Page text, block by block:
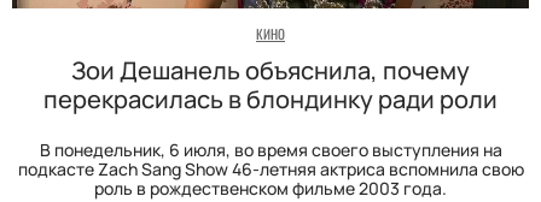
КИНО
Зои Дешанель объяснила, почему
перекрасилась в блондинку ради роли
В понедельник, 6 июля, во время своего выступления на
подкасте Zach Sang Show 46-летняя актриса вспомнила свою
роль в рождественском фильме 2003 года.